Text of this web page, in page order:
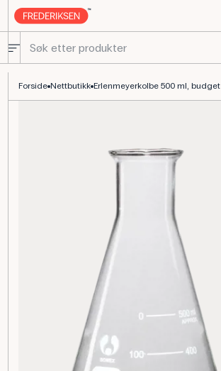
Forside Nettbutikk Erlenmeyerkolbe 500 ml, budget